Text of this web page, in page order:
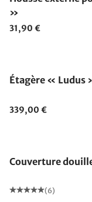
»
31,90 €
Étagère « Ludus
339,00 €
Couverture
(6)